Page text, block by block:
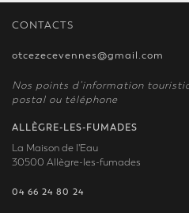
CONTACTS
otcezecevennes@gmail.com
Nos points d’information
postal ou téléphone
ALLÈGRE-LES-FUMADES
La Maison de l'Eau
30500 Allègre-les-fumades
04 66 24 80 24